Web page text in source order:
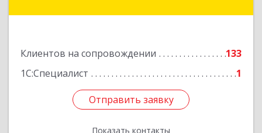
Клиентов на сопровождении
133
1С:Специалист
1
Отправить заявку
Показать контакты
Отправить заявку
Назад